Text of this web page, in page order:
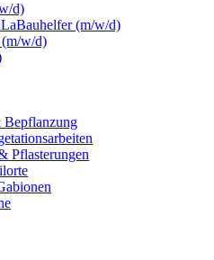
d)
(m/w/d)
(m/w/d)
Bepflanzung
Pflasterungen